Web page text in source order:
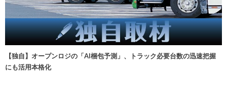
【独自】オープンロジの「AI梱包予測」、トラック必要台数の迅速把握
にも活用本格化